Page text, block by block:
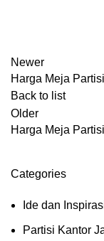
Newer
Harga Meja
Back to list
Older
Harga Meja
Categories
Ide dan
Partisi Kantor